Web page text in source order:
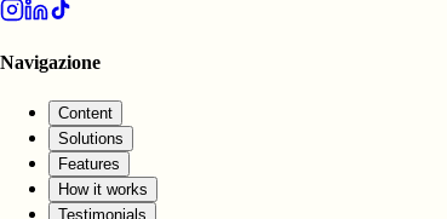
Navigazione
Content
Solutions
Features
How it works
Testimonials